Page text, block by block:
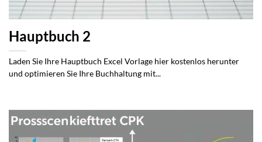
Hauptbuch 2
Laden Sie Ihre Hauptbuch Excel Vorlage hier kostenlos herunter
und optimieren Sie Ihre Buchhaltung mit...